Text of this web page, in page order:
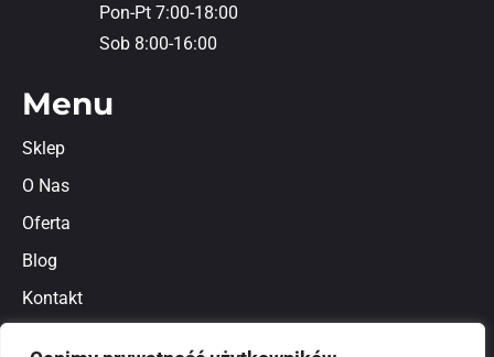
Pon-Pt 7:00-18:00
Sob 8:00-16:00
Menu
Sklep
O Nas
Oferta
Blog
Kontakt